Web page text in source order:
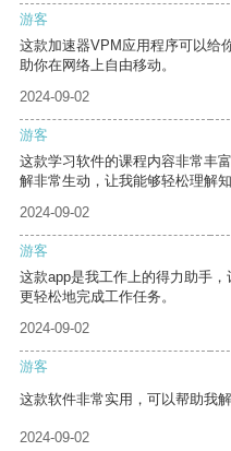
游客
这款加速器VPM应用程序可以给
助你在网络上自由移动。
2024-09-02
游客
这款学习软件的课程内容非常丰
解非常生动，让我能够轻松理解知
2024-09-02
游客
这款app是我工作上的得力助手
更轻松地完成工作任务。
2024-09-02
游客
这款软件非常实用，可以帮助我解
2024-09-02